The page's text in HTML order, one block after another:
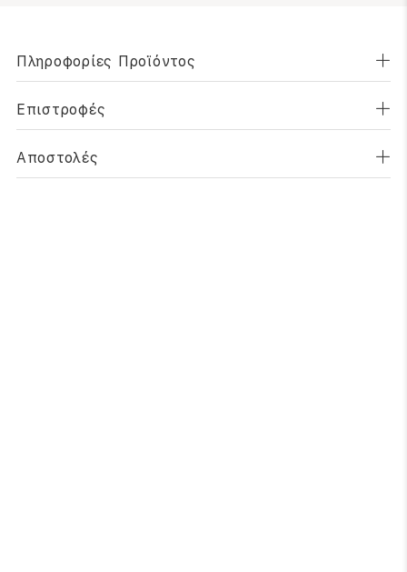
Πληροφορίες Προϊόντος
Επιστροφές
Αποστολές